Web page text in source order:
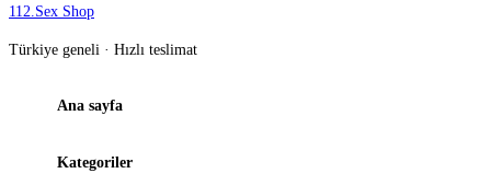
112.Sex Shop
Türkiye geneli · Hızlı teslimat
Ana sayfa
Kategoriler